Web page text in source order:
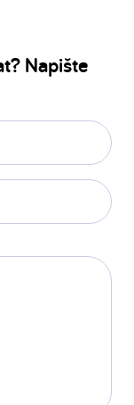
Napište